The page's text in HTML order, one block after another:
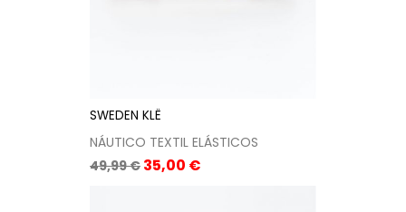
SWEDEN KLË
NÁUTICO TEXTIL ELÁSTICOS
Precio
49,99 € Precio
35,00 €